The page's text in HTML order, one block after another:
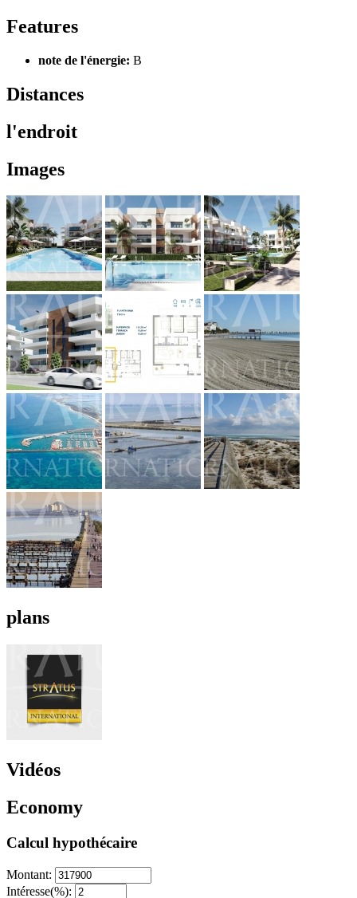
Features
note de l'énergie: B
Distances
l'endroit
Images
plans
Vidéos
Economy
Calcul hypothécaire
Montant:
Intéresse(%):